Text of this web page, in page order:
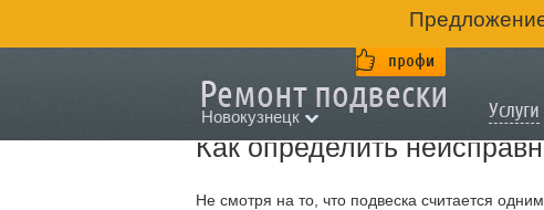
Новокузнецк Услуги
Как определить
Не смотря на то, что подвеска считается